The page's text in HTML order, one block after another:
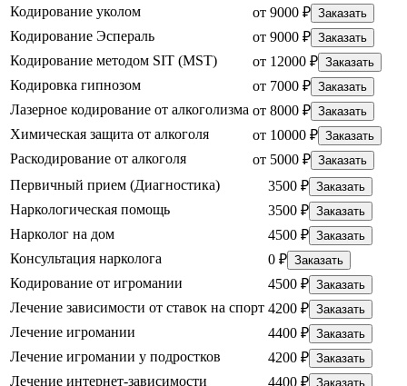
Кодирование уколом от 9000 ₽ Заказать
Кодирование Эспераль от 9000 ₽ Заказать
Кодирование методом SIT (MST) от 12000 ₽ Заказать
Кодировка гипнозом от 7000 ₽ Заказать
Лазерное кодирование от алкоголизма от 8000 ₽ Заказать
Химическая защита от алкоголя от 10000 ₽ Заказать
Раскодирование от алкоголя от 5000 ₽ Заказать
Первичный прием (Диагностика) 3500 ₽ Заказать
Наркологическая помощь 3500 ₽ Заказать
Нарколог на дом 4500 ₽ Заказать
Консультация нарколога 0 ₽ Заказать
Кодирование от игромании 4500 ₽ Заказать
Лечение зависимости от ставок на спорт 4200 ₽ Заказать
Лечение игромании 4400 ₽ Заказать
Лечение игромании у подростков 4200 ₽ Заказать
Лечение интернет-зависимости 4400 ₽ Заказать